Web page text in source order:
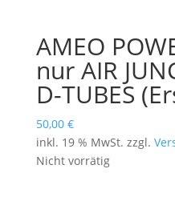
AMEO
nur AIR
D-TUBES
50,00 €
inkl. 19 % MwSt. zzgl.
Nicht vorrätig